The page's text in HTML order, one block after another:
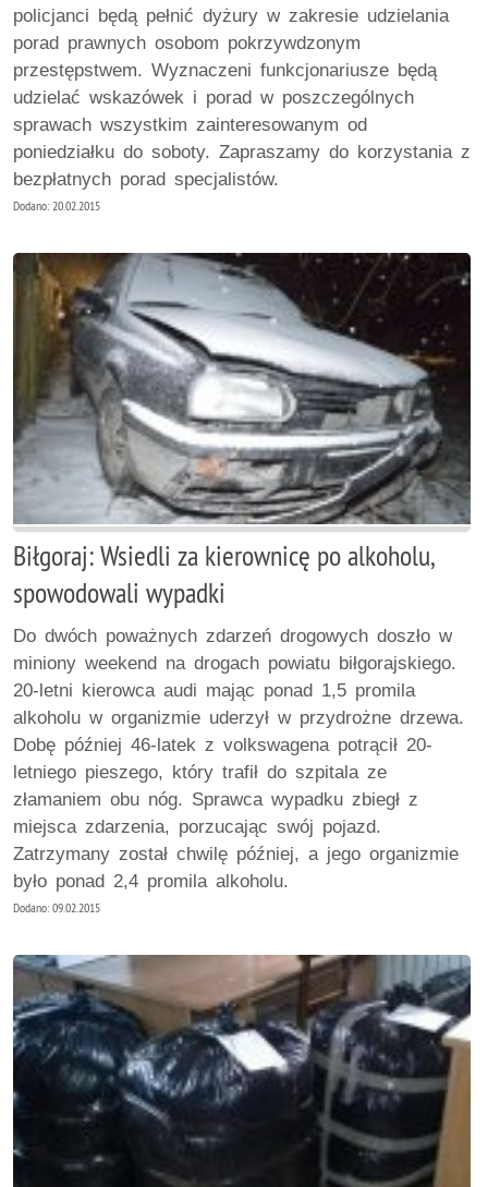
policjanci będą pełnić dyżury w zakresie udzielania
porad prawnych osobom pokrzywdzonym
przestępstwem. Wyznaczeni funkcjonariusze będą
udzielać wskazówek i porad w poszczególnych
sprawach wszystkim zainteresowanym od
poniedziałku do soboty. Zapraszamy do korzystania z
bezpłatnych porad specjalistów.
Dodano: 20.02.2015
Biłgoraj: Wsiedli za kierownicę po alkoholu,
spowodowali wypadki
Do dwóch poważnych zdarzeń drogowych doszło w
miniony weekend na drogach powiatu biłgorajskiego.
20-letni kierowca audi mając ponad 1,5 promila
alkoholu w organizmie uderzył w przydrożne drzewa.
Dobę później 46-latek z volkswagena potrącił 20-
letniego pieszego, który trafił do szpitala ze
złamaniem obu nóg. Sprawca wypadku zbiegł z
miejsca zdarzenia, porzucając swój pojazd.
Zatrzymany został chwilę później, a jego organizmie
było ponad 2,4 promila alkoholu.
Dodano: 09.02.2015